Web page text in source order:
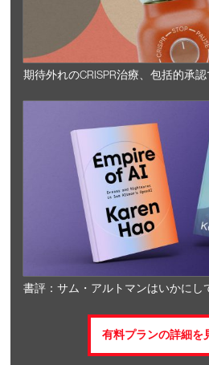
期待外れのCRISPR治療、包括的承
書評：サム・アルトマンはいかにし
有料プランの詳細を